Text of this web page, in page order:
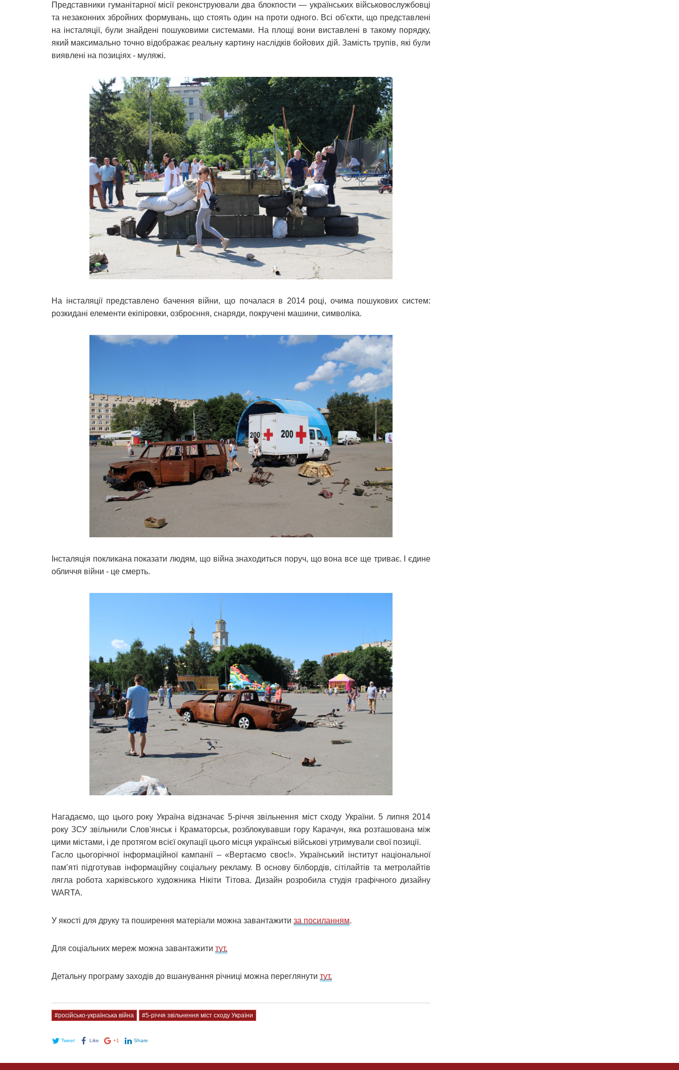
Представники гуманітарної місії реконструювали два блокпости — українських військовослужбовці
та незаконних збройних формувань, що стоять один на проти одного. Всі об'єкти, що представлені
на інсталяції, були знайдені пошуковими системами. На площі вони виставлені в такому порядку,
який максимально точно відображає реальну картину наслідків бойових дій. Замість трупів, які були
виявлені на позиціях - муляжі.
На інсталяції представлено бачення війни, що почалася в 2014 році, очима пошукових систем:
розкидані елементи екіпіровки, озброєння, снаряди, покручені машини, символіка.
Інсталяція покликана показати людям, що війна знаходиться поруч, що вона все ще триває. І єдине
обличчя війни - це смерть.
Нагадаємо, що цього року Україна відзначає 5-річчя звільнення міст сходу України. 5 липня 2014
року ЗСУ звільнили Слов'янськ і Краматорськ, розблокувавши гору Карачун, яка розташована між
цими містами, і де протягом всієї окупації цього місця українські військові утримували свої позиції.
Гасло цьогорічної інформаційної кампанії – «Вертаємо своє!». Український інститут національної
пам’яті підготував інформаційну соціальну рекламу. В основу білбордів, сітілайтів та метролайтів
лягла робота харківського художника Нікіти Тітова. Дизайн розробила студія графічного дизайну
WARTA.
У якості для друку та поширення матеріали можна завантажити за посиланням.
Для соціальних мереж можна завантажити тут.
Детальну програму заходів до вшанування річниці можна переглянути тут.
#російсько-українська війна #5-річчя звільнення міст сходу України
Tweet Like +1 Share